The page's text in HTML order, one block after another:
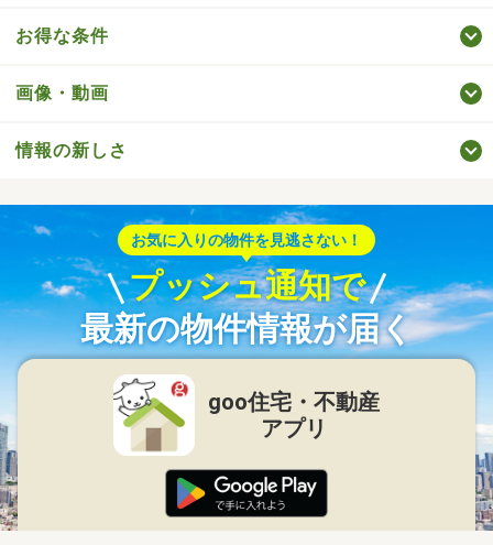
お得な条件
画像・動画
情報の新しさ
お気に入りの物件を見逃さない！
プッシュ通知で
最新の物件情報が届く
goo住宅・不動産
アプリ